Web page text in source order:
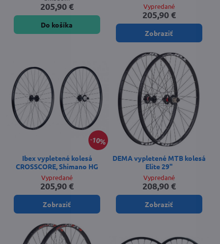
205,90 €
Do košíka
Vypredané
205,90 €
Zobraziť
10%
Ibex vypletené kolesá
CROSSCORE, Shimano HG
Vypredané
205,90 €
Zobraziť
DEMA vypletené MTB kolesá
Elite 29"
Vypredané
208,90 €
Zobraziť